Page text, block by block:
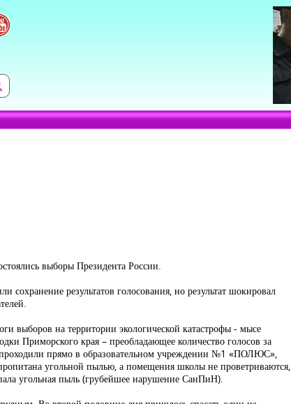
выборы Президента России.
сохранение результатов голосования, но результат шокировал
выборов на территории экологической катастрофы - мысе
Приморского края – преобладающее количество голосов за
прямо в образовательном учреждении №1 «ПОЛЮС»,
угольной пылью, а помещения школы не проветриваются,
угольная пыль (грубейшее нарушение СанПиН).